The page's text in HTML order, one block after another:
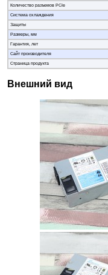
Количество разъемов PCIe
Система охлаждения
Защиты
Размеры, мм
Гарантия, лет
Сайт производителя
Страница продукта
Внешний вид